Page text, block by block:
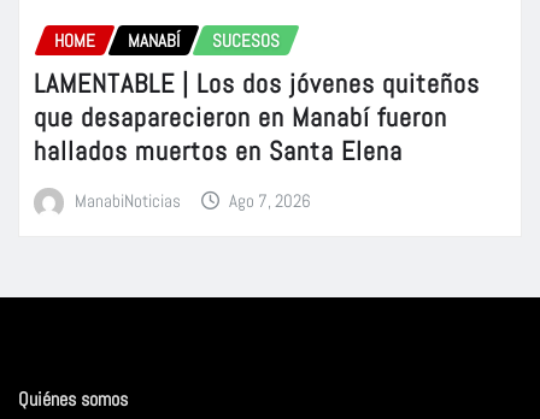
HOME MANABÍ SUCESOS
LAMENTABLE | Los dos jóvenes quiteños
que desaparecieron en Manabí fueron
hallados muertos en Santa Elena
ManabiNoticias Ago 7, 2026
Quiénes somos